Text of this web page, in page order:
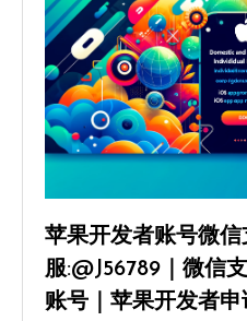
苹果开发者账号微
服:@J56789｜微信
账号｜苹果开发者